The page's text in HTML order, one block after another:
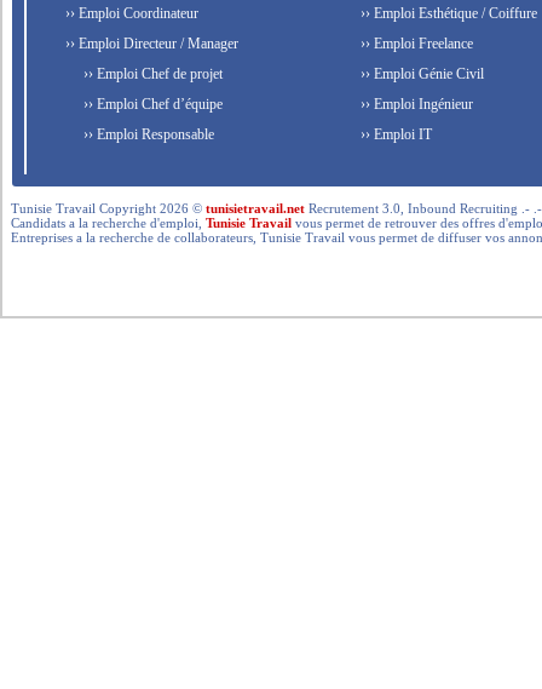
›› Emploi Coordinateur
›› Emploi Directeur / Manager
›› Emploi Chef de projet
›› Emploi Chef d’équipe
›› Emploi Responsable
›› Emploi Esthétique / Coiffure
›› Emploi Freelance
›› Emploi Génie Civil
›› Emploi Ingénieur
›› Emploi IT
Tunisie Travail Copyright 2026 ©tunisietravail.net Recrutement 3.0, Inbound Recruiting .-
Candidats a la recherche d'emploi,Tunisie Travail vous permet de retrouver des offres
Entreprises a la recherche de collaborateurs, Tunisie Travail vous permet de diffuser vos